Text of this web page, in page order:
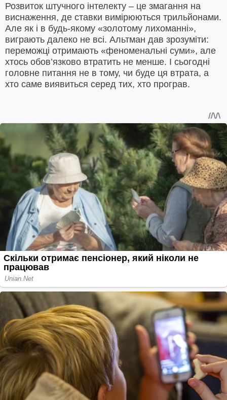
Розвиток штучного інтелекту – це змагання на
виснаження, де ставки вимірюються трильйонами.
Але як і в будь-якому «золотому лихоманні»,
виграють далеко не всі. Альтман дав зрозуміти:
переможці отримають «феноменальні суми», але
хтось обов’язково втратить не менше. І сьогодні
головне питання не в тому, чи буде ця втрата, а
хто саме виявиться серед тих, хто програв.